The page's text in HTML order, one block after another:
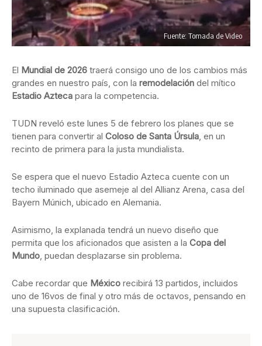
Fuente: Tomada de Video
El Mundial de 2026 traerá consigo uno de los cambios más
grandes en nuestro país, con la remodelación del mítico
Estadio Azteca para la competencia.
TUDN reveló este lunes 5 de febrero los planes que se
tienen para convertir al Coloso de Santa Úrsula, en un
recinto de primera para la justa mundialista.
Se espera que el nuevo Estadio Azteca cuente con un
techo iluminado que asemeje al del Allianz Arena, casa del
Bayern Múnich, ubicado en Alemania.
Asimismo, la explanada tendrá un nuevo diseño que
permita que los aficionados que asisten a la Copa del
Mundo, puedan desplazarse sin problema.
Cabe recordar que México recibirá 13 partidos, incluidos
uno de 16vos de final y otro más de octavos, pensando en
una supuesta clasificación.